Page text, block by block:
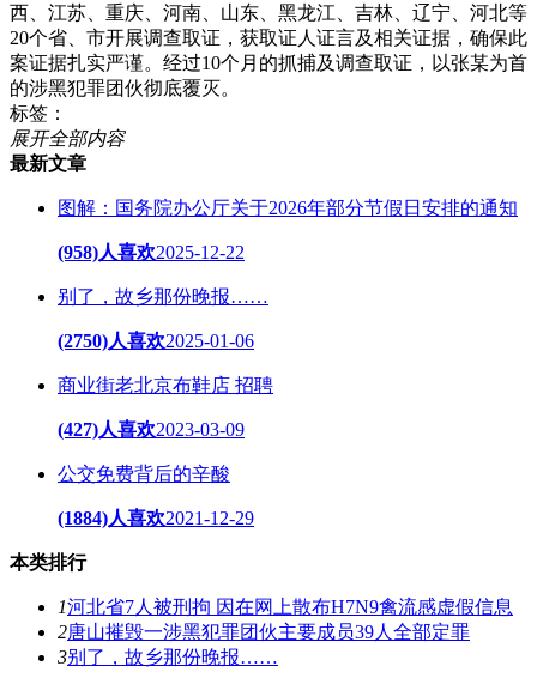
西、江苏、重庆、河南、山东、黑龙江、吉林、辽宁、河北等
20个省、市开展调查取证，获取证人证言及相关证据，确保此
案证据扎实严谨。经过10个月的抓捕及调查取证，以张某为首
的涉黑犯罪团伙彻底覆灭。
标签：
展开全部内容
最新文章
图解：国务院办公厅关于2026年部分节假日安排的通知
(958)人喜欢2025-12-22
别了，故乡那份晚报……
(2750)人喜欢2025-01-06
商业街老北京布鞋店 招聘
(427)人喜欢2023-03-09
公交免费背后的辛酸
(1884)人喜欢2021-12-29
本类排行
1河北省7人被刑拘 因在网上散布H7N9禽流感虚假信息
2唐山摧毁一涉黑犯罪团伙主要成员39人全部定罪
3别了，故乡那份晚报……